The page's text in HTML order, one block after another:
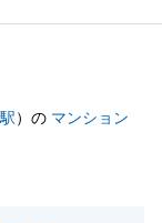
ざいました
上げます。
）の マンション